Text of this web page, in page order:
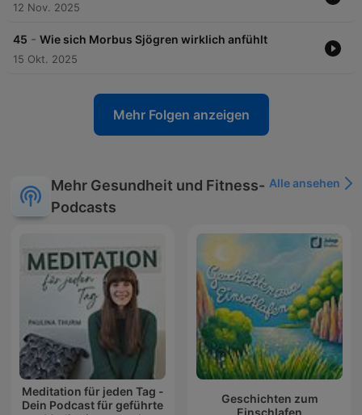
12 Nov. 2025
45 - Wie sich Morbus Sjögren wirklich anfühlt
15 Okt. 2025
Mehr Folgen anzeigen
Mehr Gesundheit und Fitness-
Podcasts
Alle ansehen
Meditation für jeden Tag -
Dein Podcast für geführte
Geschichten zum
Einschlafen